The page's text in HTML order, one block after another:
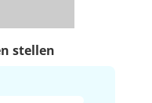
stellen